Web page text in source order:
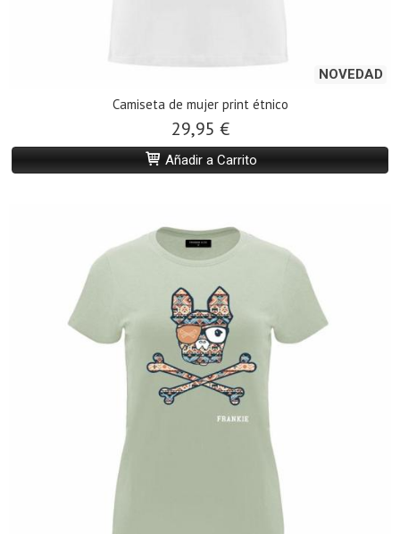
NOVEDAD
Camiseta de mujer print étnico
29,95 €
Añadir a Carrito